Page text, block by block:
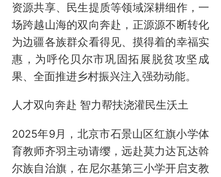
资源共享、民生提质等领域深耕细作，一
场跨越山海的双向奔赴，正源源不断转化
为边疆各族群众看得见、摸得着的幸福实
惠，为呼伦贝尔市巩固拓展脱贫攻坚成
果、全面推进乡村振兴注入强劲动能。
人才双向奔赴 智力帮扶浇灌民生沃土
2025年9月，北京市石景山区红旗小学体
育教师齐羽主动请缨，远赴莫力达瓦达斡
尔族自治旗，在尼尔基第三小学开启支教